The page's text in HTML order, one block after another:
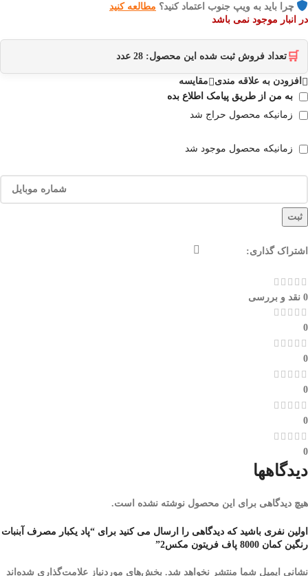
چرا باید به ویپ جنوب اعتماد کنید؟ مطالعه کنید
در انبار موجود نمی باشد
🛒 تعداد فروش ثبت شده این محصول: 28 عدد
افزودن به علاقه مندی
مقایسه
به من از طریق پیامک اطلاع بده
زمانیکه محصول حراج شد
زمانیکه محصول موجود شد
ثبت
اشتراک گذاری:
0 نقد و بررسی
0
0
0
0
0
دیدگاهها
هیچ دیدگاهی برای این محصول نوشته نشده است.
اولین نفری باشید که دیدگاهی را ارسال می کنید برای “پاد یکبار مصرف آبنبات
رنگین کمان 8000 پاف فریتون مکس2”
نشانی ایمیل شما منتشر نخواهد شد. بخش‌های موردنیاز علامت‌گذاری شده‌اند